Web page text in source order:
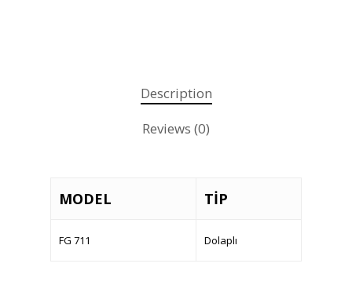
Description
Reviews (0)
MODEL TİP
FG 711 Dolaplı
Kurumsal